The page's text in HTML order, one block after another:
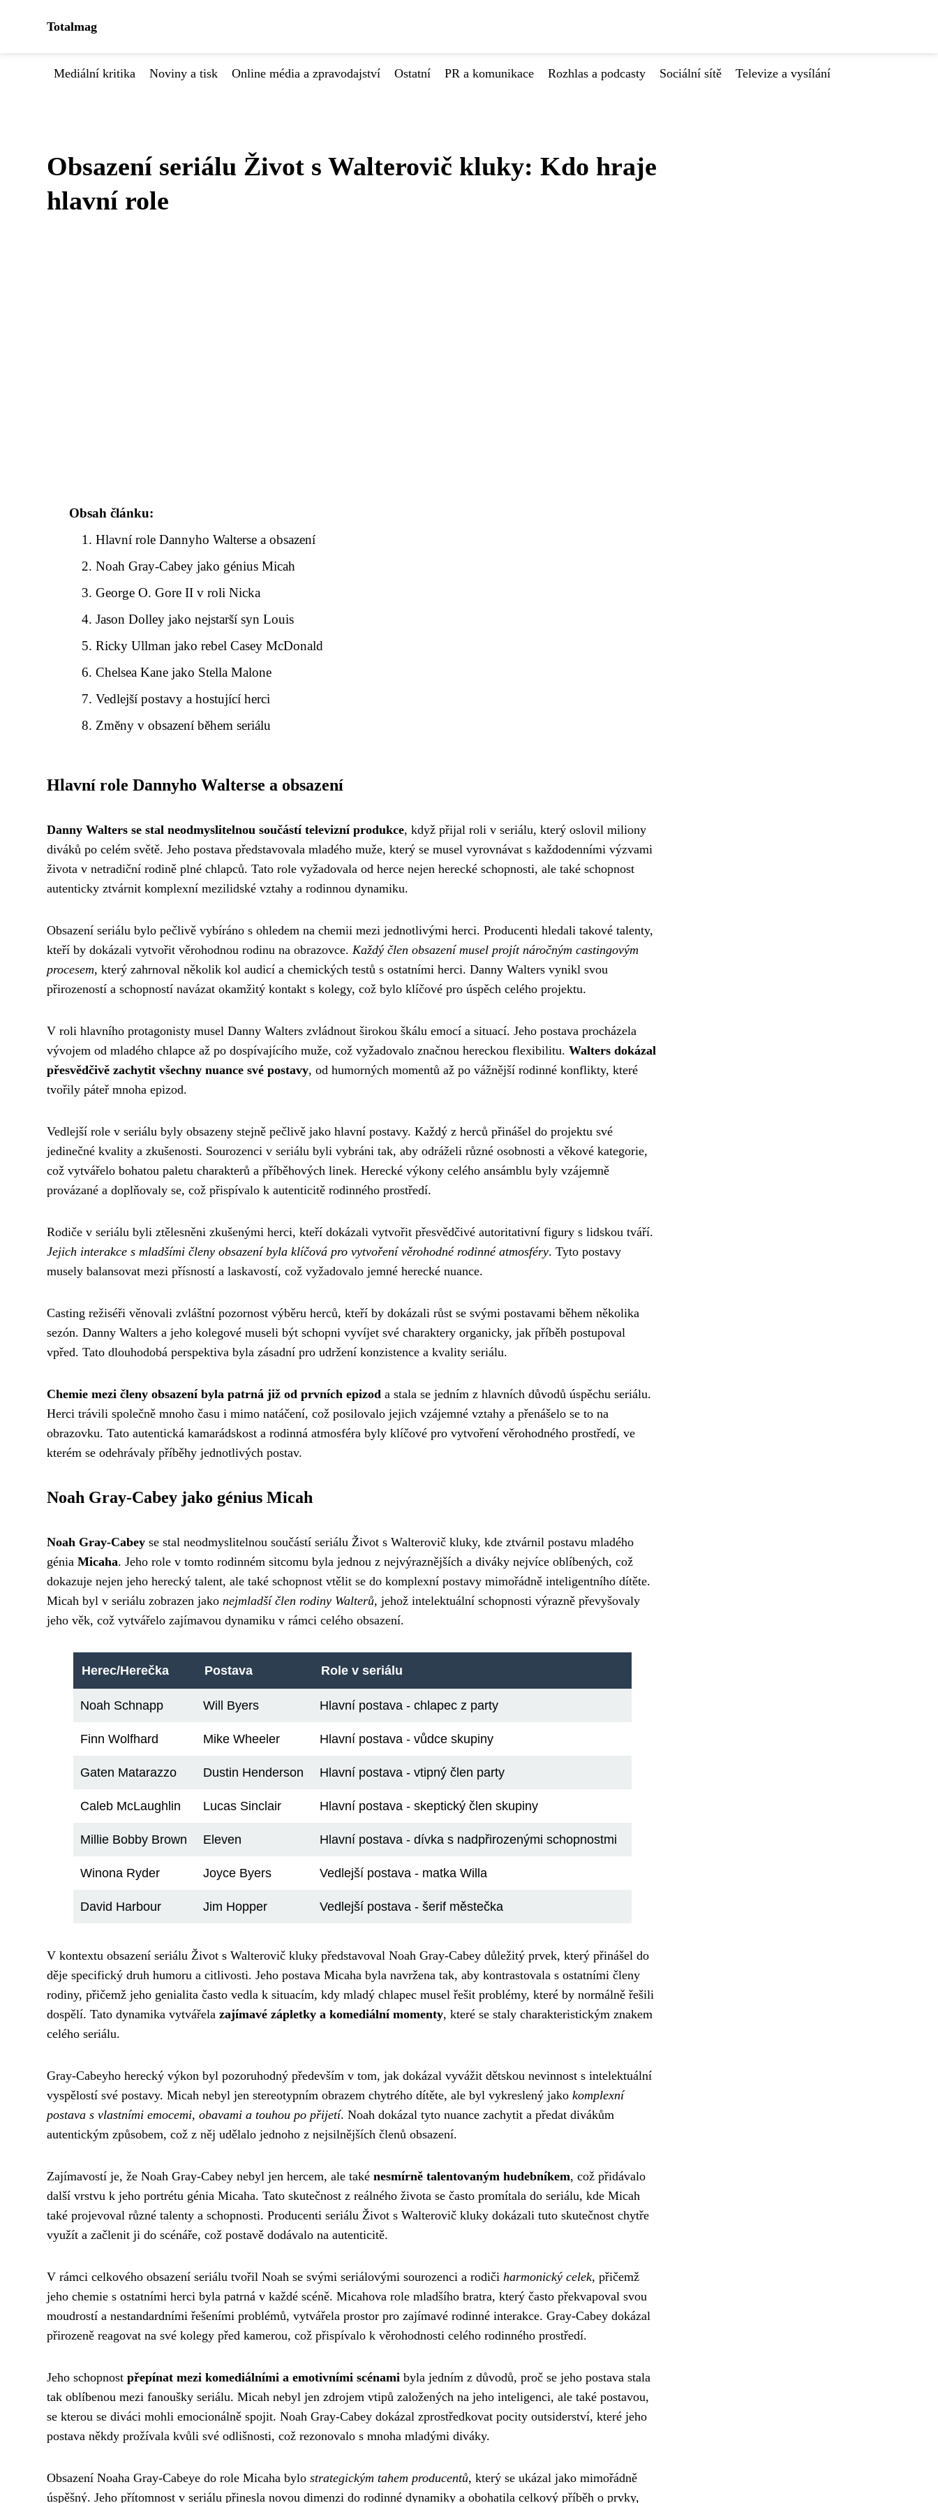
Totalmag
Mediální kritika Noviny a tisk Online média a zpravodajství Ostatní PR a komunikace Rozhlas a podcasty Sociální sítě Televize a vysílání
Obsazení seriálu Život s Walterovič kluky: Kdo hraje
hlavní role
Obsah článku:
Hlavní role Dannyho Walterse a obsazení
Noah Gray-Cabey jako génius Micah
George O. Gore II v roli Nicka
Jason Dolley jako nejstarší syn Louis
Ricky Ullman jako rebel Casey McDonald
Chelsea Kane jako Stella Malone
Vedlejší postavy a hostující herci
Změny v obsazení během seriálu
Hlavní role Dannyho Walterse a obsazení
Danny Walters se stal neodmyslitelnou součástí televizní produkce, když přijal roli v seriálu, který oslovil miliony
diváků po celém světě. Jeho postava představovala mladého muže, který se musel vyrovnávat s každodenními výzvami
života v netradiční rodině plné chlapců. Tato role vyžadovala od herce nejen herecké schopnosti, ale také schopnost
autenticky ztvárnit komplexní mezilidské vztahy a rodinnou dynamiku.
Obsazení seriálu bylo pečlivě vybíráno s ohledem na chemii mezi jednotlivými herci. Producenti hledali takové talenty,
kteří by dokázali vytvořit věrohodnou rodinu na obrazovce. Každý člen obsazení musel projít náročným castingovým
procesem, který zahrnoval několik kol audicí a chemických testů s ostatními herci. Danny Walters vynikl svou
přirozeností a schopností navázat okamžitý kontakt s kolegy, což bylo klíčové pro úspěch celého projektu.
V roli hlavního protagonisty musel Danny Walters zvládnout širokou škálu emocí a situací. Jeho postava procházela
vývojem od mladého chlapce až po dospívajícího muže, což vyžadovalo značnou hereckou flexibilitu. Walters dokázal
přesvědčivě zachytit všechny nuance své postavy, od humorných momentů až po vážnější rodinné konflikty, které
tvořily páteř mnoha epizod.
Vedlejší role v seriálu byly obsazeny stejně pečlivě jako hlavní postavy. Každý z herců přinášel do projektu své
jedinečné kvality a zkušenosti. Sourozenci v seriálu byli vybráni tak, aby odráželi různé osobnosti a věkové kategorie,
což vytvářelo bohatou paletu charakterů a příběhových linek. Herecké výkony celého ansámblu byly vzájemně
provázané a doplňovaly se, což přispívalo k autenticitě rodinného prostředí.
Rodiče v seriálu byli ztělesněni zkušenými herci, kteří dokázali vytvořit přesvědčivé autoritativní figury s lidskou tváří.
Jejich interakce s mladšími členy obsazení byla klíčová pro vytvoření věrohodné rodinné atmosféry. Tyto postavy
musely balansovat mezi přísností a laskavostí, což vyžadovalo jemné herecké nuance.
Casting režiséři věnovali zvláštní pozornost výběru herců, kteří by dokázali růst se svými postavami během několika
sezón. Danny Walters a jeho kolegové museli být schopni vyvíjet své charaktery organicky, jak příběh postupoval
vpřed. Tato dlouhodobá perspektiva byla zásadní pro udržení konzistence a kvality seriálu.
Chemie mezi členy obsazení byla patrná již od prvních epizod a stala se jedním z hlavních důvodů úspěchu seriálu.
Herci trávili společně mnoho času i mimo natáčení, což posilovalo jejich vzájemné vztahy a přenášelo se to na
obrazovku. Tato autentická kamarádskost a rodinná atmosféra byly klíčové pro vytvoření věrohodného prostředí, ve
kterém se odehrávaly příběhy jednotlivých postav.
Noah Gray-Cabey jako génius Micah
Noah Gray-Cabey se stal neodmyslitelnou součástí seriálu Život s Walterovič kluky, kde ztvárnil postavu mladého
génia Micaha. Jeho role v tomto rodinném sitcomu byla jednou z nejvýraznějších a diváky nejvíce oblíbených, což
dokazuje nejen jeho herecký talent, ale také schopnost vtělit se do komplexní postavy mimořádně inteligentního dítěte.
Micah byl v seriálu zobrazen jako nejmladší člen rodiny Walterů, jehož intelektuální schopnosti výrazně převyšovaly
jeho věk, což vytvářelo zajímavou dynamiku v rámci celého obsazení.
Herec/Herečka Postava Role v seriálu
Noah Schnapp Will Byers Hlavní postava - chlapec z party
Finn Wolfhard Mike Wheeler Hlavní postava - vůdce skupiny
Gaten Matarazzo Dustin Henderson Hlavní postava - vtipný člen party
Caleb McLaughlin Lucas Sinclair Hlavní postava - skeptický člen skupiny
Millie Bobby Brown Eleven Hlavní postava - dívka s nadpřirozenými schopnostmi
Winona Ryder Joyce Byers Vedlejší postava - matka Willa
David Harbour Jim Hopper Vedlejší postava - šerif městečka
V kontextu obsazení seriálu Život s Walterovič kluky představoval Noah Gray-Cabey důležitý prvek, který přinášel do
děje specifický druh humoru a citlivosti. Jeho postava Micaha byla navržena tak, aby kontrastovala s ostatními členy
rodiny, přičemž jeho genialita často vedla k situacím, kdy mladý chlapec musel řešit problémy, které by normálně řešili
dospělí. Tato dynamika vytvářela zajímavé zápletky a komediální momenty, které se staly charakteristickým znakem
celého seriálu.
Gray-Cabeyho herecký výkon byl pozoruhodný především v tom, jak dokázal vyvážit dětskou nevinnost s intelektuální
vyspělostí své postavy. Micah nebyl jen stereotypním obrazem chytrého dítěte, ale byl vykreslený jako komplexní
postava s vlastními emocemi, obavami a touhou po přijetí. Noah dokázal tyto nuance zachytit a předat divákům
autentickým způsobem, což z něj udělalo jednoho z nejsilnějších členů obsazení.
Zajímavostí je, že Noah Gray-Cabey nebyl jen hercem, ale také nesmírně talentovaným hudebníkem, což přidávalo
další vrstvu k jeho portrétu génia Micaha. Tato skutečnost z reálného života se často promítala do seriálu, kde Micah
také projevoval různé talenty a schopnosti. Producenti seriálu Život s Walterovič kluky dokázali tuto skutečnost chytře
využít a začlenit ji do scénáře, což postavě dodávalo na autenticitě.
V rámci celkového obsazení seriálu tvořil Noah se svými seriálovými sourozenci a rodiči harmonický celek, přičemž
jeho chemie s ostatními herci byla patrná v každé scéně. Micahova role mladšího bratra, který často překvapoval svou
moudrostí a nestandardními řešeními problémů, vytvářela prostor pro zajímavé rodinné interakce. Gray-Cabey dokázal
přirozeně reagovat na své kolegy před kamerou, což přispívalo k věrohodnosti celého rodinného prostředí.
Jeho schopnost přepínat mezi komediálními a emotivními scénami byla jedním z důvodů, proč se jeho postava stala
tak oblíbenou mezi fanoušky seriálu. Micah nebyl jen zdrojem vtipů založených na jeho inteligenci, ale také postavou,
se kterou se diváci mohli emocionálně spojit. Noah Gray-Cabey dokázal zprostředkovat pocity outsiderství, které jeho
postava někdy prožívala kvůli své odlišnosti, což rezonovalo s mnoha mladými diváky.
Obsazení Noaha Gray-Cabeye do role Micaha bylo strategickým tahem producentů, který se ukázal jako mimořádně
úspěšný. Jeho přítomnost v seriálu přinesla novou dimenzi do rodinné dynamiky a obohatila celkový příběh o prvky,